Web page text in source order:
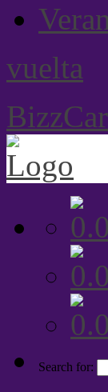
vuelta
Search for: